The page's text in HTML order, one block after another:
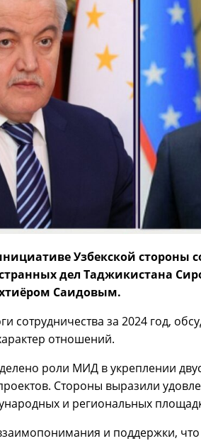
Узбекской стороны
дел Таджикистана
Саидовым.
сотрудничества за 2024 год,
отношений.
роли МИД в укреплении
Стороны выразили
и региональных
и поддержки,